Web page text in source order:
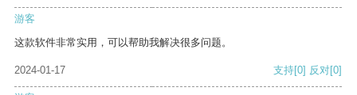
游客
这款软件非常实用，可以帮助我解决很多问题。
2024-01-17 支持[0] 反对[0]